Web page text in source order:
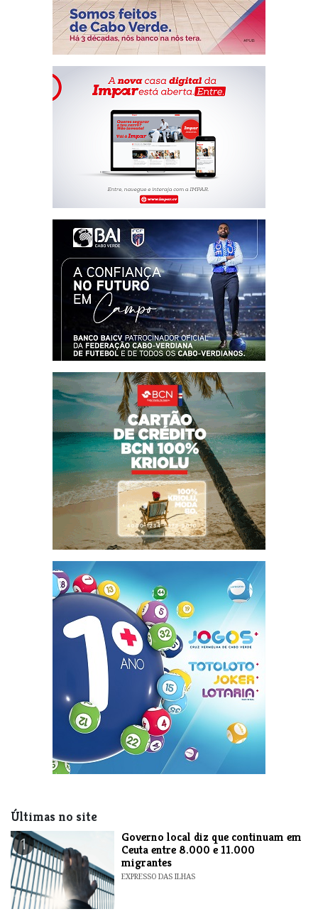
Últimas no site
1
​Governo local diz que continuam em
Ceuta entre 8.000 e 11.000
migrantes
EXPRESSO DAS ILHAS